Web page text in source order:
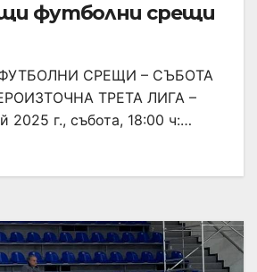
футболни срещи
СРЕЩИ – СЪБОТА
ТРЕТА ЛИГА –
2025 г., събота, 18:00 ч:…